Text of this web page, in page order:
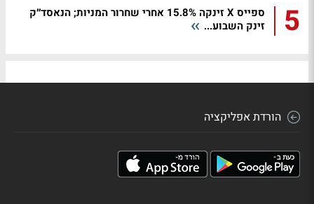
5
ספייס X זינקה 15.8% אחרי שחרור המניות; הנאסד״ק
זינק השבוע...
הורדת אפליקציה